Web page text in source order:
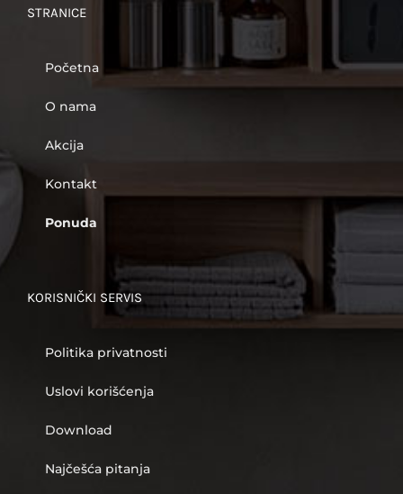
STRANICE
Početna
O nama
Akcija
Kontakt
Ponuda
KORISNIČKI SERVIS
Politika privatnosti
Uslovi korišćenja
Download
Najčešća pitanja